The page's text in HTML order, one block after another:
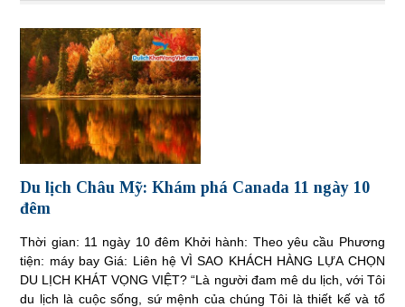
Du lịch Châu Mỹ: Khám phá Canada 11 ngày 10
đêm
Thời gian: 11 ngày 10 đêm Khởi hành: Theo yêu cầu Phương
tiện: máy bay Giá: Liên hệ VÌ SAO KHÁCH HÀNG LỰA CHỌN
DU LỊCH KHÁT VỌNG VIỆT? “Là người đam mê du lịch, với Tôi
du lịch là cuộc sống, sứ mệnh của chúng Tôi là thiết kế và tổ